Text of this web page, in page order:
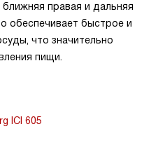
правая и дальняя
обеспечивает быстрое и
что значительно
пищи.
ICI 605